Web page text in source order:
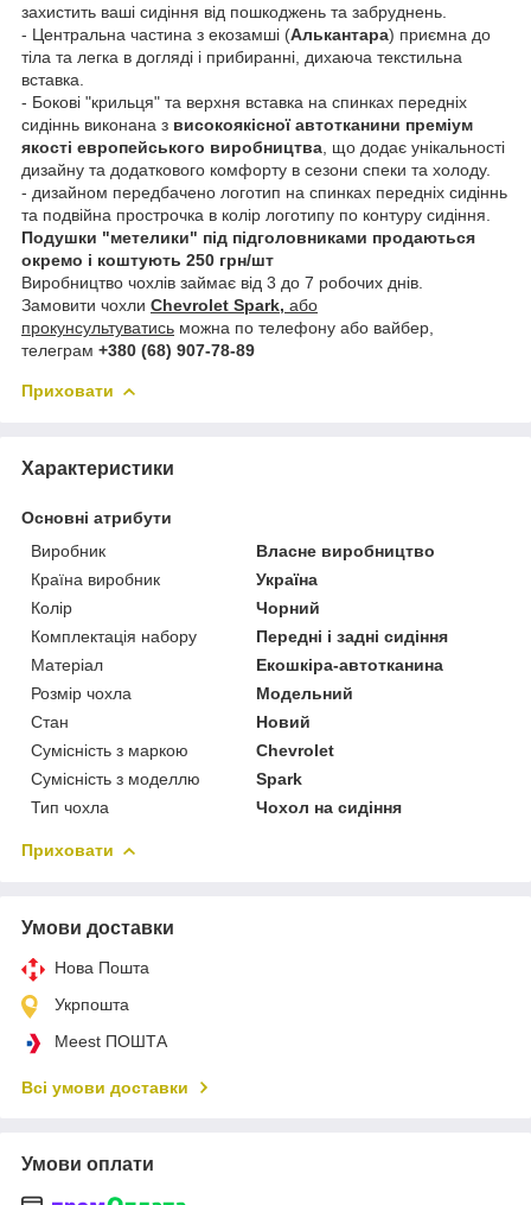
захистить ваші сидіння від пошкоджень та забруднень.
- Центральна частина з екозамші (Алькантара) приємна до
тіла та легка в догляді і прибиранні, дихаюча текстильна
вставка.
- Бокові "крильця" та верхня вставка на спинках передніх
сидіннь виконана з високоякісної автотканини преміум
якості европейського виробництва , що додає унікальності
дизайну та додаткового комфорту в сезони спеки та холоду.
- дизайном передбачено логотип на спинках передніх сидіннь
та подвійна прострочка в колір логотипу по контуру сидіння.
Подушки "метелики" під підголовниками продаються
окремо і коштують 250 грн/шт
Виробництво чохлів займає від 3 до 7 робочих днів.
Замовити чохли Chevrolet Spark, або
прокунсультуватись можна по телефону або вайбер,
телеграм +380 (68) 907-78-89
Приховати
Характеристики
Основні атрибути
Виробник
Власне виробництво
Країна виробник
Україна
Колір
Чорний
Комплектація набору
Передні і задні сидіння
Матеріал
Екошкіра-автотканина
Розмір чохла
Модельний
Стан
Новий
Сумісність з маркою
Chevrolet
Сумісність з моделлю
Spark
Тип чохла
Чохол на сидіння
Приховати
Умови доставки
Нова Пошта
Укрпошта
Meest ПОШТА
Всі умови доставки
Умови оплати